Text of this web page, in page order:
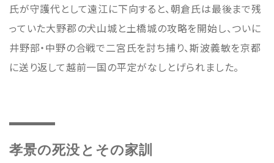
氏が守護代として遠江に下向すると、朝倉氏は最後まで残
っていた大野郡の犬山城と土橋城の攻略を開始し、ついに
井野部・中野の合戦で二宮氏を討ち捕り、斯波義敏を京都
に送り返して越前一国の平定がなしとげられました。
孝景の死没とその家訓